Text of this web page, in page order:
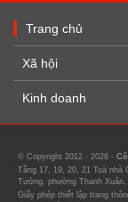
Trang chủ
Xã hội
Kinh doanh
© Copyright 2012 - 2026 -
Tầng 17, 19, 20, 21 Toà nhà
Tưởng, phường Thanh
Giấy phép thiết lập trang